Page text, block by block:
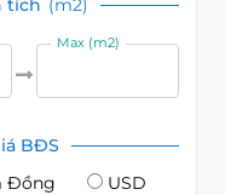
tích (m2)
Max (m2)
BĐS
Đồng
USD